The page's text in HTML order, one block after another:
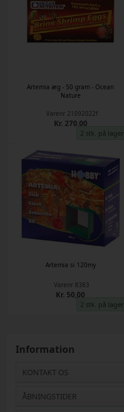
2 stk. på lager
Artemia æg - 50 gram - Ocean
Nature
Varenr 21092022f
Kr. 270,00
2 stk. på lager
Artemia si 120my
Varenr 8383
Kr. 50,00
Information
KONTAKT OS
ÅBNINGSTIDER